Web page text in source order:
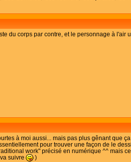
du corps par contre, et le personnage à l'air
à moi aussi... mais pas plus gênant que ça
pour trouver une façon de le
work" précisé en numérique ^^ mais
va suivre
)